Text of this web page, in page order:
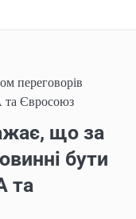
переговорів
та Євросоюз
що за
бути
та